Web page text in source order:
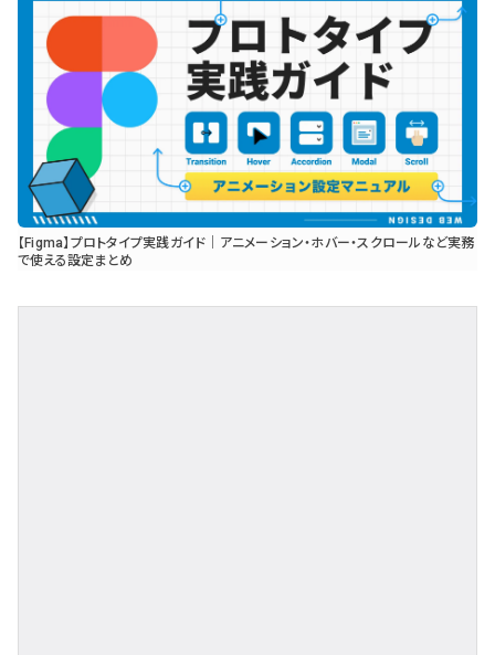
【Figma】プロトタイプ実践ガイド｜アニメーション・ホバー・スクロールなど実務
で使える設定まとめ